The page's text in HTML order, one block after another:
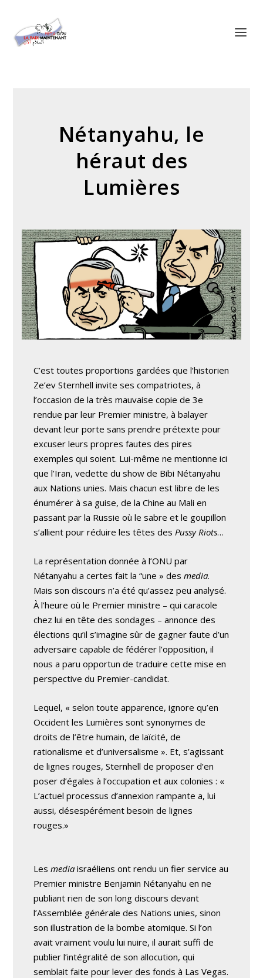
Nétanyahu, le
héraut des
Lumières
C’est toutes proportions gardées que l’historien
Ze’ev Sternhell invite ses compatriotes, à
l’occasion de la très mauvaise copie de 3e
rendue par leur Premier ministre, à balayer
devant leur porte sans prendre prétexte pour
excuser leurs propres fautes des pires
exemples qui soient. Lui-même ne mentionne ici
que l’Iran, vedette du show de Bibi Nétanyahu
aux Nations unies. Mais chacun est libre de les
énumérer à sa guise, de la Chine au Mali en
passant par la Russie où le sabre et le goupillon
s’allient pour réduire les têtes des Pussy Riots…
La représentation donnée à l’ONU par
Nétanyahu a certes fait la “une » desmedia.
Mais son discours n’a été qu’assez peu analysé.
À l’heure où le Premier ministre – qui caracole
chez lui en tête des sondages – annonce des
élections qu’il s’imagine sûr de gagner faute d’un
adversaire capable de fédérer l’opposition, il
nous a paru opportun de traduire cette mise en
perspective du Premier-candidat.
Lequel, « selon toute apparence, ignore qu’en
Occident les Lumières sont synonymes de
droits de l’être humain, de laïcité, de
rationalisme et d’universalisme ». Et, s’agissant
de lignes rouges, Sternhell de proposer d’en
poser d’égales à l’occupation et aux colonies : «
L’actuel processus d’annexion rampante a, lui
aussi, désespérément besoin de lignes
rouges.»
Lesmedia israéliens ont rendu un fier service au
Premier ministre Benjamin Nétanyahu en ne
publiant rien de son long discours devant
l’Assemblée générale des Nations unies, sinon
son illustration de la bombe atomique. Si l’on
avait vraiment voulu lui nuire, il aurait suffi de
publier l’intégralité de son allocution, qui
semblait faite pour lever des fonds à Las Vegas.